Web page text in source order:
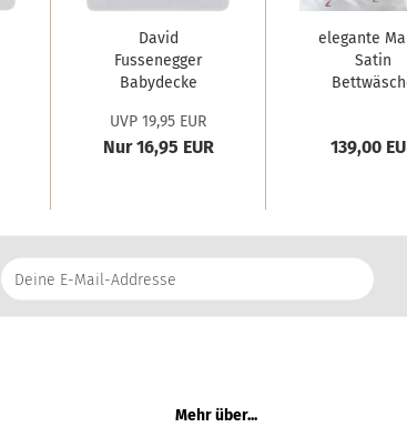
David
Fussenegger
Babydecke
Marine'...
UVP 19,95 EUR
Nur 16,95 EUR
elegante
Satin
139,00
Deine
E-
Mehr über...